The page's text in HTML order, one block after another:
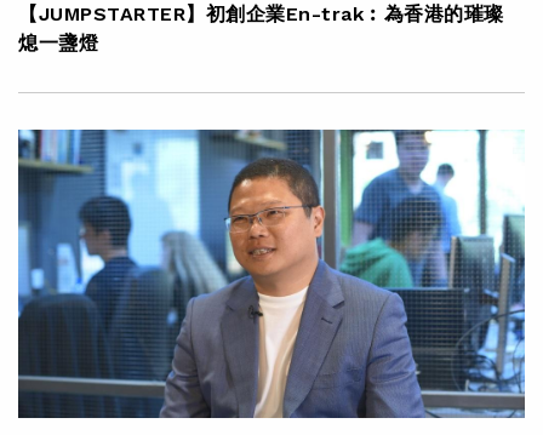
【JUMPSTARTER】初創企業En-trak︰為香港的璀璨
熄一盞燈